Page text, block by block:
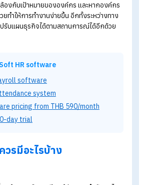
ควรอ่านปี 2024
คืออะไร และมีบทบาทอย่างไรกับ HR
ออะไร ?
Plan)คือเอกสารที่รวบรวมข้อมูลเกี่ยวกับ
ำลังเริ่มต้นหรือกำลังจะขยายขนาด มีจุดประ
การมีวิธีการดำเนินธุรกิจที่เหมาะสมและมีการ
คล้องกับเป้าหมายขององค์กร
ช่วยทำให้การทำงานง่ายขึ้น อีกทั้งระหว่างท
ารถปรับแผนธุรกิจได้ตามสถานการณ์ได้อีกด้ว